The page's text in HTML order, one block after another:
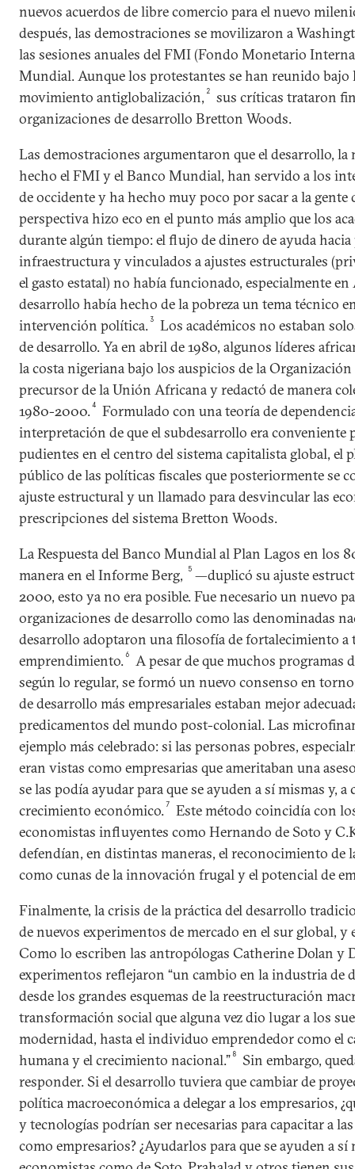
nuevos acuerdos de libre comercio para el nuevo
después, las demostraciones se movilizaron a
las sesiones anuales del FMI (Fondo Monetario
Mundial. Aunque los protestantes se han reunido bajo
movimiento antiglobalización, 2
sus críticas trataron
organizaciones de desarrollo Bretton Woods.
Las demostraciones argumentaron que el desarrollo, la
hecho el FMI y el Banco Mundial, han servido a los
de occidente y ha hecho muy poco por sacar a la gente
perspectiva hizo eco en el punto más amplio que los
durante algún tiempo: el flujo de dinero de ayuda hacia
infraestructura y vinculados a ajustes estructurales
el gasto estatal) no había funcionado, especialmente
desarrollo había hecho de la pobreza un tema técnico
intervención política.3
Los académicos no estaban
de desarrollo. Ya en abril de 1980, algunos líderes
la costa nigeriana bajo los auspicios de la
precursor de la Unión Africana y redactó de manera
1980-2000.4
Formulado con una teoría de
interpretación de que el subdesarrollo era conveniente
pudientes en el centro del sistema capitalista global, el
público de las políticas fiscales que posteriormente se
ajuste estructural y un llamado para desvincular las
prescripciones del sistema Bretton Woods.
La Respuesta del Banco Mundial al Plan Lagos en los
manera en el Informe Berg,
5 —duplicó su ajuste
2000, esto ya no era posible. Fue necesario un nuevo
organizaciones de desarrollo como las denominadas
desarrollo adoptaron una filosofía de fortalecimiento a
emprendimiento.6
A pesar de que muchos programas
según lo regular, se formó un nuevo consenso en
de desarrollo más empresariales estaban mejor
predicamentos del mundo post-colonial. Las
ejemplo más celebrado: si las personas pobres,
eran vistas como empresarias que ameritaban una
se las podía ayudar para que se ayuden a sí mismas y,
crecimiento económico.7
Este método coincidía con
economistas influyentes como Hernando de Soto y
defendían, en distintas maneras, el reconocimiento de
como cunas de la innovación frugal y el potencial de
Finalmente, la crisis de la práctica del desarrollo
de nuevos experimentos de mercado en el sur global,
Como lo escriben las antropólogas Catherine Dolan y
experimentos reflejaron “un cambio en la industria de
desde los grandes esquemas de la reestructuración
transformación social que alguna vez dio lugar a los
modernidad, hasta el individuo emprendedor como el
humana y el crecimiento nacional.” 8
Sin embargo,
responder. Si el desarrollo tuviera que cambiar de
política macroeconómica a delegar a los empresarios,
y tecnologías podrían ser necesarias para capacitar a
como empresarios? ¿Ayudarlos para que se ayuden a